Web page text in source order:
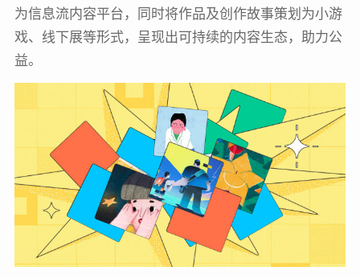
为信息流内容平台，同时将作品及创作故事策划为小游
戏、线下展等形式，呈现出可持续的内容生态，助力公
益。